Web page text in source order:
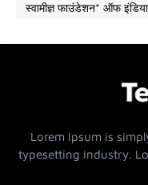
स्वामीज्ञ फाउंडेशन* ऑफ इंडिया
Lorem Ipsum is
typesetting industry.